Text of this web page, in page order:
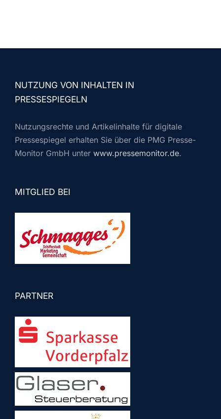
NUTZUNG VON INHALTEN IN
PRESSESPIEGELN
Nutzungsrechte und Artikelinhalte für digitale
Pressespiegel erhalten Sie über die PMG Presse-
Monitor GmbH unter www.pressemonitor.de.
MITGLIED BEI
PARTNER